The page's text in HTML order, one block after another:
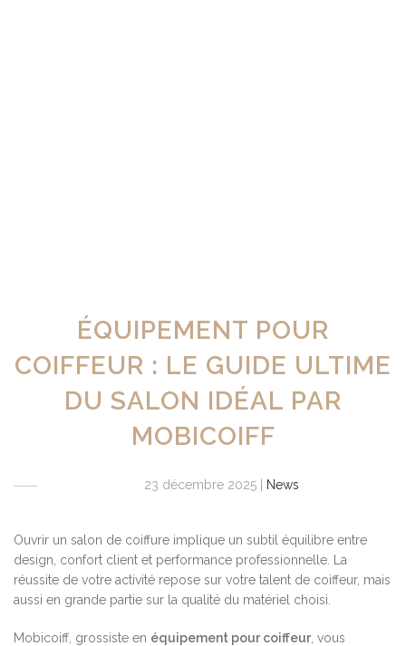
ÉQUIPEMENT POUR
COIFFEUR : LE GUIDE ULTIME
DU SALON IDÉAL PAR
MOBICOIFF
23 décembre 2025| News
Ouvrir un salon de coiffure implique un subtil équilibre entre
design, confort client et performance professionnelle. La
réussite de votre activité repose sur votre talent de coiffeur, mais
aussi en grande partie sur la qualité du matériel choisi.
Mobicoiff, grossiste en équipement pour coiffeur , vous